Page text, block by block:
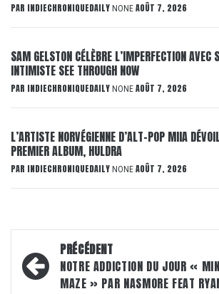
PAR INDIECHRONIQUEDAILY NONE AOÛT 7, 2026
SAM GELSTON CÉLÈBRE L’IMPERFECTION AVEC
INTIMISTE SEE THROUGH NOW
PAR INDIECHRONIQUEDAILY NONE AOÛT 7, 2026
L’ARTISTE NORVÉGIENNE D’ALT-POP MIIA
PREMIER ALBUM, HULDRA
PAR INDIECHRONIQUEDAILY NONE AOÛT 7, 2026
Navigation
d’article
PRÉCÉDENT
NOTRE ADDICTION DU JOUR «
MAZE » PAR NASMORE FEAT